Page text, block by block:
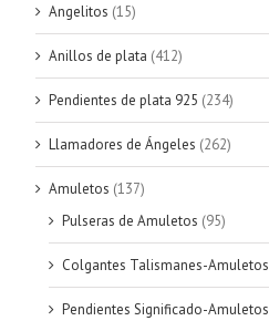
Angelitos (15)
Anillos de plata (412)
Pendientes de plata 925 (234)
Llamadores de Ángeles (262)
Amuletos (137)
Pulseras de Amuletos (95)
Colgantes Talismanes-Amuletos
Pendientes Significado-Amuletos